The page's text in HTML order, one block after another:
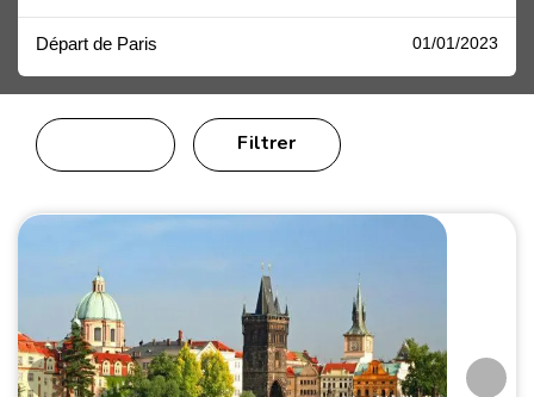
Départ de Paris 01/01/2023
Filtrer